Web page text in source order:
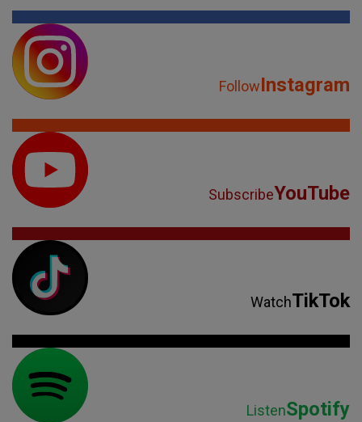
FollowInstagram
SubscribeYouTube
WatchTikTok
ListenSpotify